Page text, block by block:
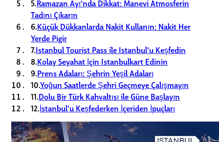
5.Ramazan Ayı’nda Dikkat: Manevi Atmosferin
Tadını Çıkarın
6.Küçük Dükkanlarda Nakit Kullanın: Nakit Her
Yerde Pigir
7.Istanbul Tourist Pass ile Istanbul’u Keşfedin
8.Kolay Seyahat İçin Istanbulkart Edinin
9.Prens Adaları: Şehrin Yeşil Adaları
10.Yoğun Saatlerde Şehri Geçmeye Çalışmayın
11.Dolu Bir Türk Kahvaltısı ile Güne Başlayın
12.İstanbul’u Keşfederken İçeriden İpuçları